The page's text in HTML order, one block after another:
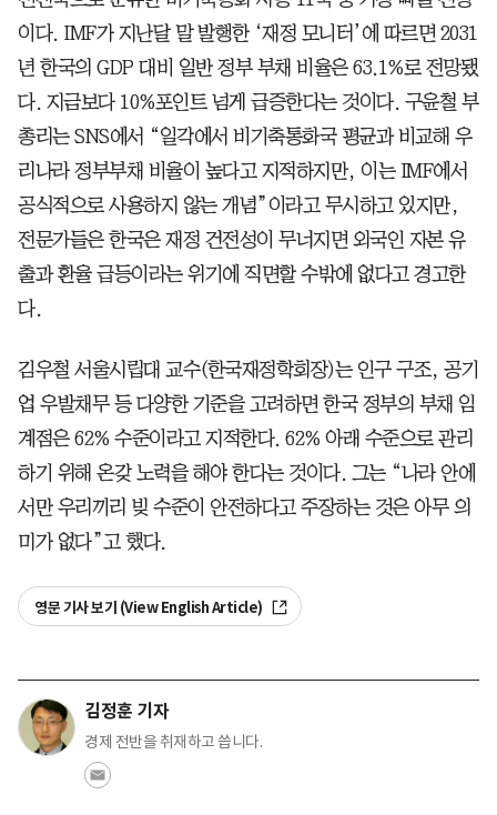
이다. IMF가 지난달 말 발행한 ‘재정 모니터’에 따르면 2031
년 한국의 GDP 대비 일반 정부 부채 비율은 63.1%로 전망됐
다. 지금보다 10%포인트 넘게 급증한다는 것이다. 구윤철 부
총리는 SNS에서 “일각에서 비기축통화국 평균과 비교해 우
리나라 정부부채 비율이 높다고 지적하지만, 이는 IMF에서
공식적으로 사용하지 않는 개념”이라고 무시하고 있지만,
전문가들은 한국은 재정 건전성이 무너지면 외국인 자본 유
출과 환율 급등이라는 위기에 직면할 수밖에 없다고 경고한
다.
김우철 서울시립대 교수(한국재정학회장)는 인구 구조, 공기
업 우발채무 등 다양한 기준을 고려하면 한국 정부의 부채 임
계점은 62% 수준이라고 지적한다. 62% 아래 수준으로 관리
하기 위해 온갖 노력을 해야 한다는 것이다. 그는 “나라 안에
서만 우리끼리 빚 수준이 안전하다고 주장하는 것은 아무 의
미가 없다”고 했다.
영문 기사 보기 (View English Article)
김정훈 기자
경제 전반을 취재하고 씁니다.